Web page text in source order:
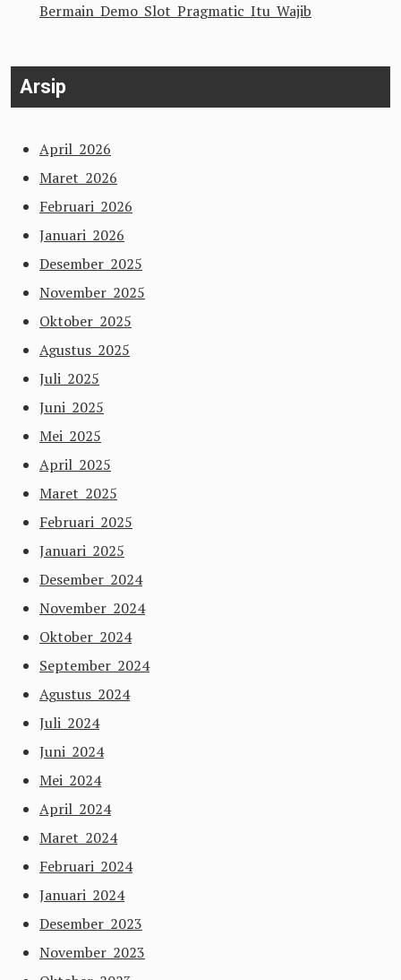
Bermain Demo Slot Pragmatic Itu Wajib
Arsip
April 2026
Maret 2026
Februari 2026
Januari 2026
Desember 2025
November 2025
Oktober 2025
Agustus 2025
Juli 2025
Juni 2025
Mei 2025
April 2025
Maret 2025
Februari 2025
Januari 2025
Desember 2024
November 2024
Oktober 2024
September 2024
Agustus 2024
Juli 2024
Juni 2024
Mei 2024
April 2024
Maret 2024
Februari 2024
Januari 2024
Desember 2023
November 2023